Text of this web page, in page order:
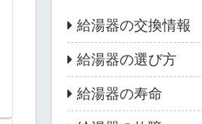
給湯器の交換情報
給湯器の選び方
給湯器の寿命